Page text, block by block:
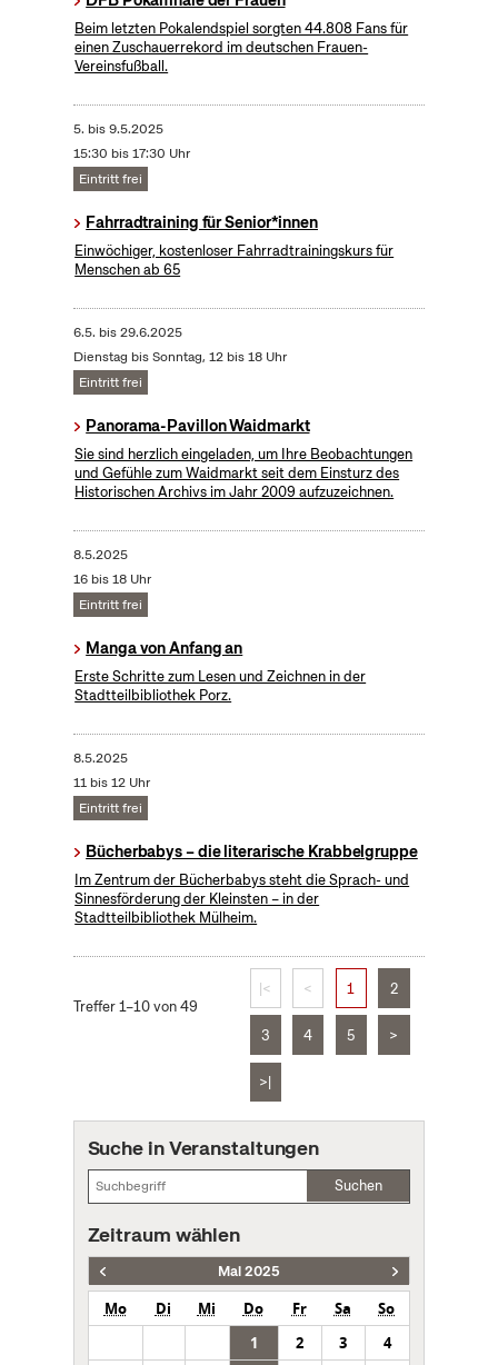
Beim letzten Pokalendspiel sorgten 44.808 Fans für
einen Zuschauerrekord im deutschen Frauen-
Vereinsfußball.
5. bis9.5.2025
15:30 bis 17:30 Uhr
Eintritt frei
Fahrradtraining für Senior*innen
Einwöchiger, kostenloser Fahrradtrainingskurs für
Menschen ab 65
6.5. bis29.6.2025
Dienstag bis Sonntag, 12 bis 18 Uhr
Eintritt frei
Panorama-Pavillon Waidmarkt
Sie sind herzlich eingeladen, um Ihre Beobachtungen
und Gefühle zum Waidmarkt seit dem Einsturz des
Historischen Archivs im Jahr 2009 aufzuzeichnen.
8.5.2025
16 bis 18 Uhr
Eintritt frei
Manga von Anfang an
Erste Schritte zum Lesen und Zeichnen in der
Stadtteilbibliothek Porz.
8.5.2025
11 bis 12 Uhr
Eintritt frei
Bücherbabys – die literarische Krabbelgruppe
Im Zentrum der Bücherbabys steht die Sprach- und
Sinnesförderung der Kleinsten – in der
Stadtteilbibliothek Mülheim.
Treffer 1–10 von 49
|< < 1 2
3 4 5 >
>|
Suche in Veranstaltungen
Suchen
Zeitraum wählen
Mai 2025
Mo Di Mi Do Fr Sa
So
1
2 3
4